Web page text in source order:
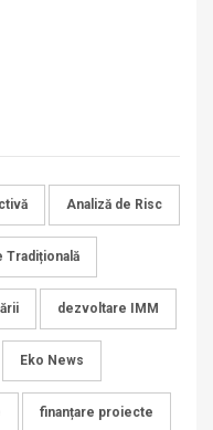
Analiză de Risc
Tradițională
dezvoltare IMM
Eko News
finanțare proiecte